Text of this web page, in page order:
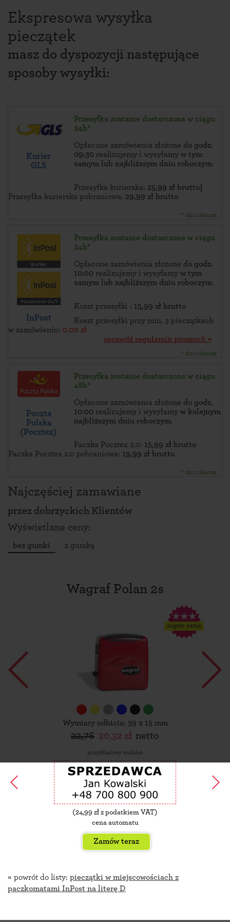
Ekspresowa wysyłka
pieczątek
masz do dyspozycji następujące
sposoby wysyłki:
Kurier
GLS
Przesyłka zostanie dostarczona w ciągu
24h*
Opłacone zamówienia złożone do godz.
09:30 realizujemy i wysyłamy w tym
samym lub najbliższym dniu roboczym.
Przesyłka kurierska: 25,99 zł brutto}
Przesyłka kurierska pobraniowa: 29,99 zł brutto
* dni robocze
InPost
Przesyłka zostanie dostarczona w ciągu
24h*
Opłacone zamówienia złożone do godz.
10:00 realizujemy i wysyłamy w tym
samym lub najbliższym dniu roboczym.
Koszt przesyłki : 15,99 zł brutto
Koszt przesyłki przy min. 3 pieczątkach
w zamówieniu: 0.00 zł
sprawdź regulamin promocji »
* dni robocze
Poczta
Polska
(Pocztex)
Przesyłka zostanie dostarczona w ciągu
48h*
Opłacone zamówienia złożone do godz.
10:00 realizujemy i wysyłamy w kolejnym
najbliższym dniu roboczym.
Paczka Pocztex 2.0: 15,99 zł brutto
Paczka Pocztex 2.0 pobraniowa: 19,99 zł brutto
* dni robocze
Najczęściej zamawiane
przez dobrzyckich Klientów
Wyświetlane ceny:
bez gumki z gumką
Wagraf Polan 2s
super cena
Wymiary odbicia: 39 x 15 mm
22,76 20,32 zł netto
przykładowy szablon
(24,99 zł z podatkiem VAT)
cena automatu
Zamów teraz
« powrót do listy: pieczątki w miejscowościach z
paczkomatami InPost na literę D